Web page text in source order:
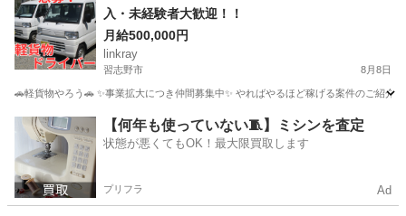
入・未経験者大歓迎！！
月給500,000円
linkray
習志野市 8月8日
🚗軽貨物やろう🚗 ✨事業拡大につき仲間募集中✨ やればやるほど稼げる案件のご紹
千葉 習志野市 ドライバー 荷物
【何年も使っていない🧵】ミシンを査定
状態が悪くてもOK！最大限買取します
プリフラ Ad